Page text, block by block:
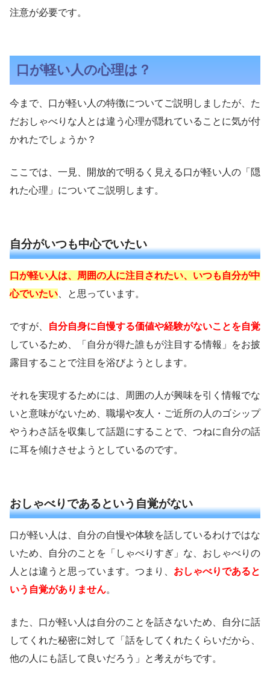
注意が必要です。
口が軽い人の心理は？
今まで、口が軽い人の特徴についてご説明しましたが、た
だおしゃべりな人とは違う心理が隠れていることに気が付
かれたでしょうか？
ここでは、一見、開放的で明るく見える口が軽い人の「隠
れた心理」についてご説明します。
自分がいつも中心でいたい
口が軽い人は、周囲の人に注目されたい、いつも自分が中
心でいたい 、と思っています。
ですが、
自分自身に自慢する価値や経験がないことを自覚
しているため、「自分が得た誰もが注目する情報」をお披
露目することで注目を浴びようとします。
それを実現するためには、周囲の人が興味を引く情報でな
いと意味がないため、職場や友人・ご近所の人のゴシップ
やうわさ話を収集して話題にすることで、つねに自分の話
に耳を傾けさせようとしているのです。
おしゃべりであるという自覚がない
口が軽い人は、自分の自慢や体験を話しているわけではな
いため、自分のことを「しゃべりすぎ」な、おしゃべりの
人とは違うと思っています。つまり、 おしゃべりであると
いう自覚がありません。
また、口が軽い人は自分のことを話さないため、自分に話
してくれた秘密に対して「話をしてくれたくらいだから、
他の人にも話して良いだろう」と考えがちです。